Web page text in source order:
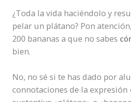
¿Toda la vida haciéndolo y
pelar un plátano? Pon
200 bananas a que no sabes
bien.
No, no sé si te has dado por
connotaciones de la expresión